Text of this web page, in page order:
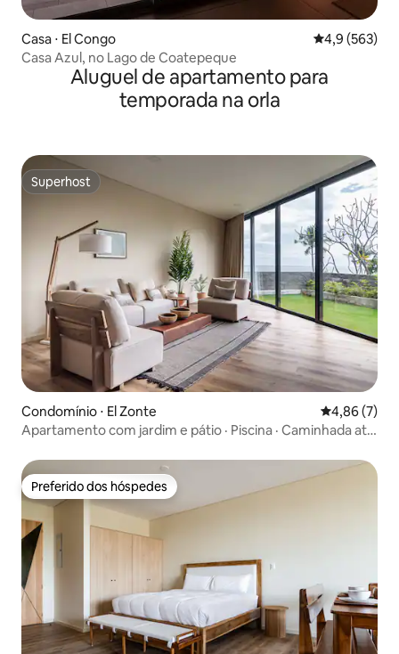
Casa ⋅ El Congo 4,9 de uma
4,9 (563)
Casa Azul, no Lago de Coatepeque
Aluguel de apartamento para
temporada na orla
Superhost
Superhost
Condomínio ⋅ El Zonte 4,86 de uma
4,86 (7)
Apartamento com jardim e pátio · Piscina · Caminhada até
Preferido dos hóspedes
Preferido dos hóspedes